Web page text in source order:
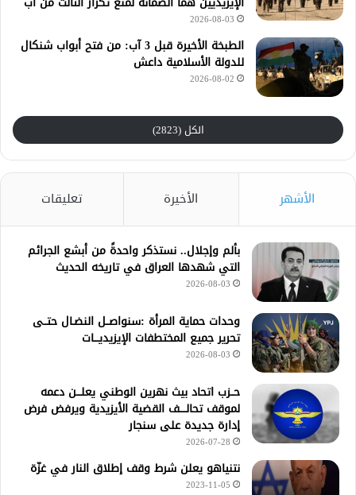
2026-08-03
الطبخة الأخيرة قبل 3 آب: من فتح أبواب شنكال
للدولة الأسلامية داعش
2026-08-02
الكل (2823)
الأشهر الأخيرة تعليقات
بألم وإجلال.. نستذكر واحدةً من أبشع الجرائم
التي شهدها العراق في تاريخه الحديث
2026-08-03
وحدات حماية المرأة :سنواصــل النضـال حتــى
تحرير جميع المختطفات الإيزيديـــات
2026-08-03
حــزب اتحاد بيث نهرين الوطني يعلـــن دعمه
لموقف تحالــــف القضية الأيزيدية ويرفض فرض
إدارة جديدة على سنجار
2026-07-28
نتنياهو يعلن شرط وقف إطلاق النار في غزّة
2023-11-05